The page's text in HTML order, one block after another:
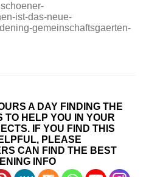
ist-das-neue-
gemeinschaftsgaerten-
A DAY FINDING THE
TO HELP YOU IN YOUR
IF YOU FIND THIS
PLEASE
CAN FIND THE BEST
INFO